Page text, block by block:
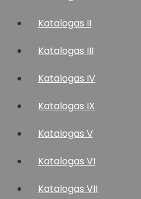
Katalogas II
Katalogas III
Katalogas IV
Katalogas IX
Katalogas V
Katalogas VI
Katalogas VII